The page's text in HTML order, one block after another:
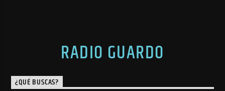
RADIO GUARDO
¿QUÉ BUSCAS?